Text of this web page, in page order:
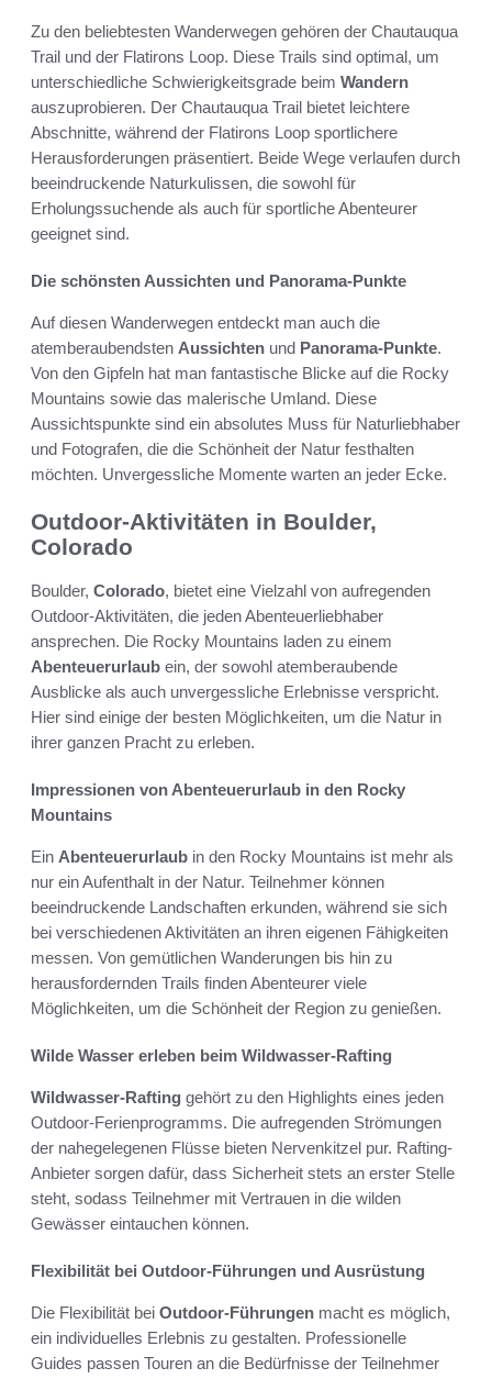
Zu den beliebtesten Wanderwegen gehören der Chautauqua
Trail und der Flatirons Loop. Diese Trails sind optimal, um
unterschiedliche Schwierigkeitsgrade beim Wandern
auszuprobieren. Der Chautauqua Trail bietet leichtere
Abschnitte, während der Flatirons Loop sportlichere
Herausforderungen präsentiert. Beide Wege verlaufen durch
beeindruckende Naturkulissen, die sowohl für
Erholungssuchende als auch für sportliche Abenteurer
geeignet sind.
Die schönsten Aussichten und Panorama-Punkte
Auf diesen Wanderwegen entdeckt man auch die
atemberaubendsten Aussichten und Panorama-Punkte.
Von den Gipfeln hat man fantastische Blicke auf die Rocky
Mountains sowie das malerische Umland. Diese
Aussichtspunkte sind ein absolutes Muss für Naturliebhaber
und Fotografen, die die Schönheit der Natur festhalten
möchten. Unvergessliche Momente warten an jeder Ecke.
Outdoor-Aktivitäten in Boulder,
Colorado
Boulder, Colorado, bietet eine Vielzahl von aufregenden
Outdoor-Aktivitäten, die jeden Abenteuerliebhaber
ansprechen. Die Rocky Mountains laden zu einem
Abenteuerurlaub ein, der sowohl atemberaubende
Ausblicke als auch unvergessliche Erlebnisse verspricht.
Hier sind einige der besten Möglichkeiten, um die Natur in
ihrer ganzen Pracht zu erleben.
Impressionen von Abenteuerurlaub in den Rocky
Mountains
Ein Abenteuerurlaub in den Rocky Mountains ist mehr als
nur ein Aufenthalt in der Natur. Teilnehmer können
beeindruckende Landschaften erkunden, während sie sich
bei verschiedenen Aktivitäten an ihren eigenen Fähigkeiten
messen. Von gemütlichen Wanderungen bis hin zu
herausfordernden Trails finden Abenteurer viele
Möglichkeiten, um die Schönheit der Region zu genießen.
Wilde Wasser erleben beim Wildwasser-Rafting
Wildwasser-Rafting gehört zu den Highlights eines jeden
Outdoor-Ferienprogramms. Die aufregenden Strömungen
der nahegelegenen Flüsse bieten Nervenkitzel pur. Rafting-
Anbieter sorgen dafür, dass Sicherheit stets an erster Stelle
steht, sodass Teilnehmer mit Vertrauen in die wilden
Gewässer eintauchen können.
Flexibilität bei Outdoor-Führungen und Ausrüstung
Die Flexibilität bei Outdoor-Führungen macht es möglich,
ein individuelles Erlebnis zu gestalten. Professionelle
Guides passen Touren an die Bedürfnisse der Teilnehmer